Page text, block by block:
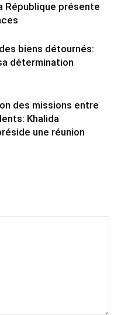
République présente
biens détournés:
détermination
des missions entre
Khalida
une réunion